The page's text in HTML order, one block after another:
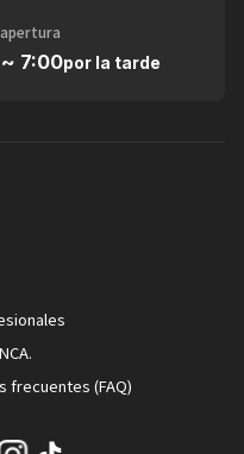
~ 7:00por la tarde
frecuentes (FAQ)